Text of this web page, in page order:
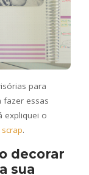
para
fazer essas
expliquei o
.
decorar
sua